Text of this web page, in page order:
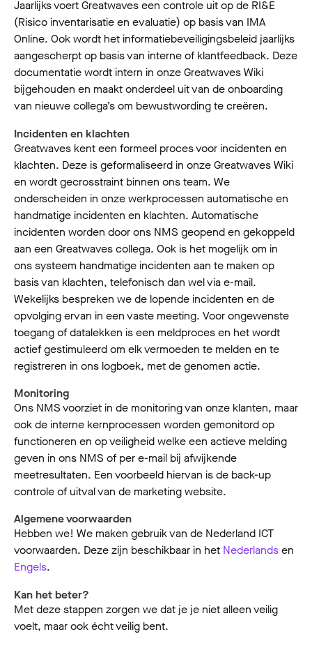
Jaarlijks voert Greatwaves een controle uit op de RI&E
(Risico inventarisatie en evaluatie) op basis van IMA
Online. Ook wordt het informatiebeveiligingsbeleid jaarlijks
aangescherpt op basis van interne of klantfeedback. Deze
documentatie wordt intern in onze Greatwaves Wiki
bijgehouden en maakt onderdeel uit van de onboarding
van nieuwe collega’s om bewustwording te creëren.
Incidenten en klachten
Greatwaves kent een formeel proces voor incidenten en
klachten. Deze is geformaliseerd in onze Greatwaves Wiki
en wordt gecrosstraint binnen ons team. We
onderscheiden in onze werkprocessen automatische en
handmatige incidenten en klachten. Automatische
incidenten worden door ons NMS geopend en gekoppeld
aan een Greatwaves collega. Ook is het mogelijk om in
ons systeem handmatige incidenten aan te maken op
basis van klachten, telefonisch dan wel via e-mail.
Wekelijks bespreken we de lopende incidenten en de
opvolging ervan in een vaste meeting. Voor ongewenste
toegang of datalekken is een meldproces en het wordt
actief gestimuleerd om elk vermoeden te melden en te
registreren in ons logboek, met de genomen actie.
Monitoring
Ons NMS voorziet in de monitoring van onze klanten, maar
ook de interne kernprocessen worden gemonitord op
functioneren en op veiligheid welke een actieve melding
geven in ons NMS of per e-mail bij afwijkende
meetresultaten. Een voorbeeld hiervan is de back-up
controle of uitval van de marketing website.
Algemene voorwaarden
Hebben we! We maken gebruik van de Nederland ICT
voorwaarden. Deze zijn beschikbaar in het Nederlandsen
Engels.
Kan het beter?
Met deze stappen zorgen we dat je je niet alleen veilig
voelt, maar ook écht veilig bent.